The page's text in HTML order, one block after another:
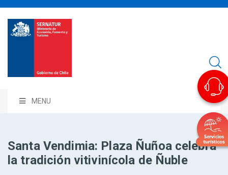
MENU
Santa Vendimia: Plaza Ñuñoa celebra
la tradición vitivinícola de Ñuble